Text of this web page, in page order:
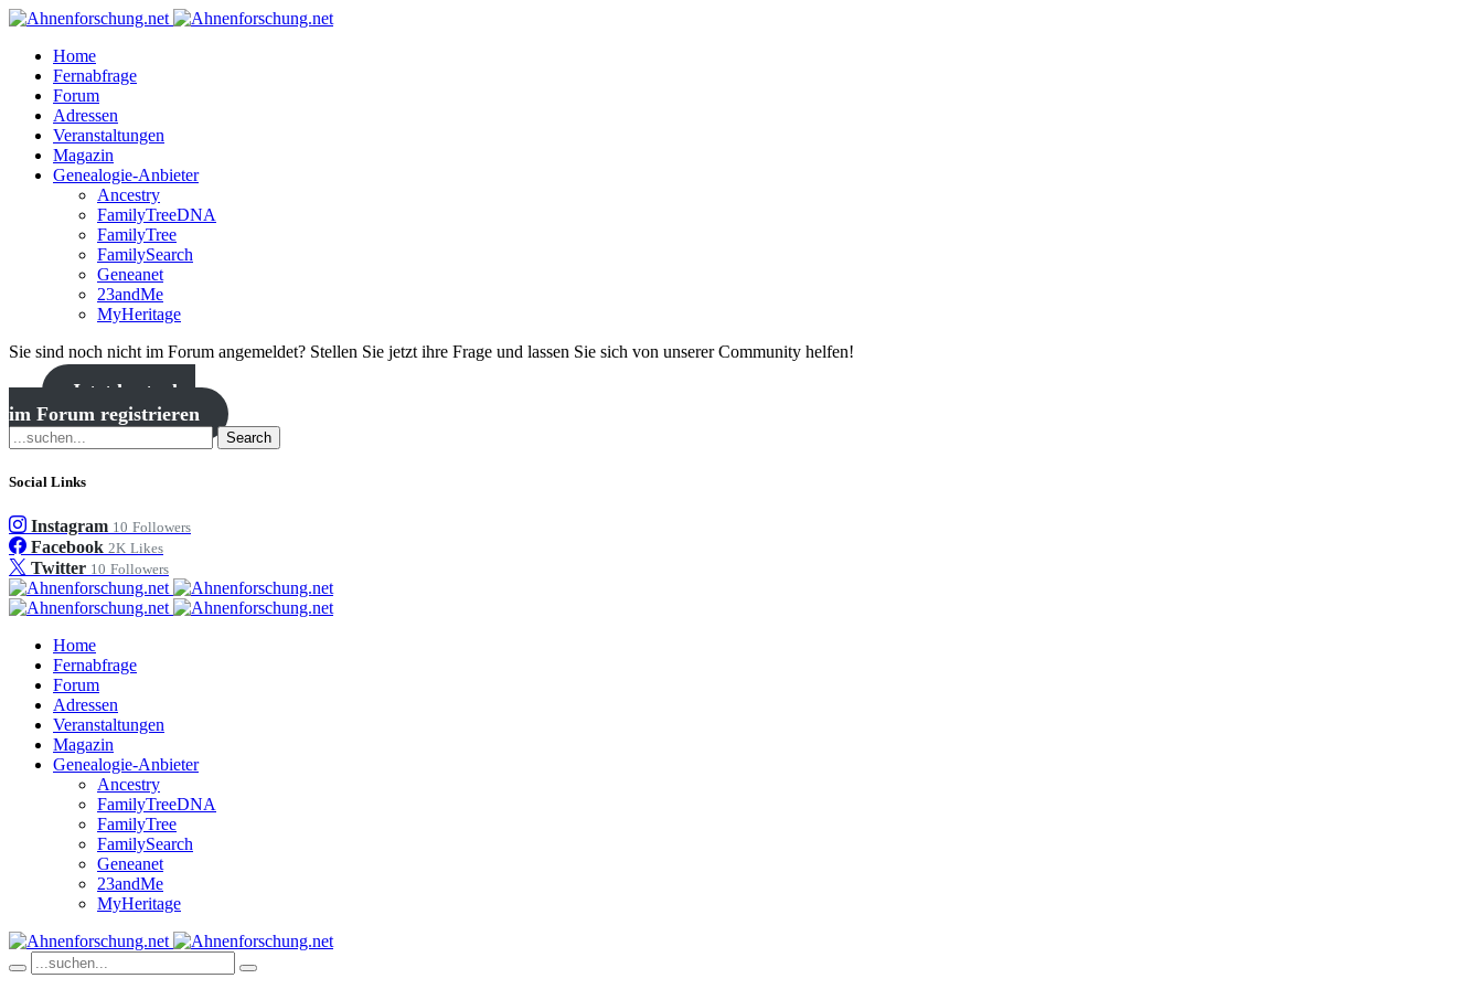
Home
Fernabfrage
Forum
Adressen
Veranstaltungen
Magazin
Genealogie-Anbieter
Ancestry
FamilyTreeDNA
FamilyTree
FamilySearch
Geneanet
23andMe
MyHeritage
Sie sind noch nicht im Forum angemeldet? Stellen Sie jetzt ihre Frage und lassen Sie sich von unserer Community helfen!
Jetzt kostenlos
im Forum registrieren
Search
Social Links
Instagram 10 Followers
Facebook 2K Likes
Twitter 10 Followers
Home
Fernabfrage
Forum
Adressen
Veranstaltungen
Magazin
Genealogie-Anbieter
Ancestry
FamilyTreeDNA
FamilyTree
FamilySearch
Geneanet
23andMe
MyHeritage